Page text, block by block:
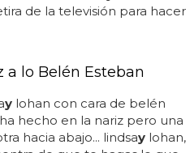
de la televisión para hacer
a lo Belén Esteban
ylohan con cara de belén
hecho en la nariz pero una
hacia abajo... lindsaylohan,